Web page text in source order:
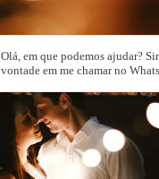
Olá, em que podemos ajudar?
vontade em me chamar no